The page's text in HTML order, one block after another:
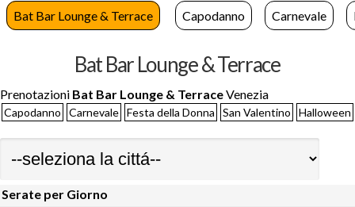
Bat Bar Lounge & Terrace Capodanno Carnevale
Bat Bar Lounge & Terrace
Prenotazioni Bat Bar Lounge & TerraceVenezia
Capodanno Carnevale Festa della Donna San Valentino Halloween
Serate per Giorno